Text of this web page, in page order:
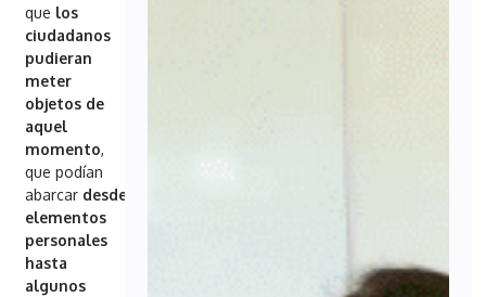
que los
ciudadanos
pudieran
meter
objetos de
aquel
momento,
que podían
abarcar desde
elementos
personales
hasta
algunos